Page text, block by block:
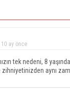
10 ay önce
tek nedeni, 8
aynı